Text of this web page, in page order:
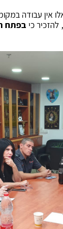
אין עבודה
כי בפתח